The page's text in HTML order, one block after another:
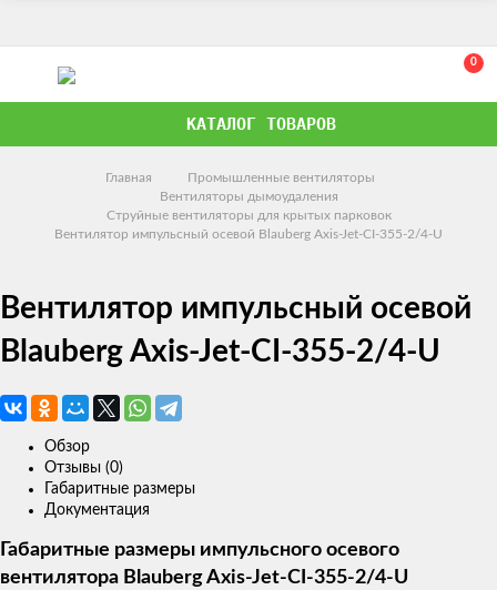
0
КАТАЛОГ ТОВАРОВ
Главная
Промышленные вентиляторы
Вентиляторы дымоудаления
Струйные вентиляторы для крытых парковок
Вентилятор импульсный осевой Blauberg Axis-Jet-CI-355-2/4-U
Вентилятор импульсный осевой
Blauberg Axis-Jet-CI-355-2/4-U
Обзор
Отзывы (0)
Габаритные размеры
Документация
Габаритные размеры импульсного осевого
вентилятора Blauberg Axis-Jet-CI-355-2/4-U